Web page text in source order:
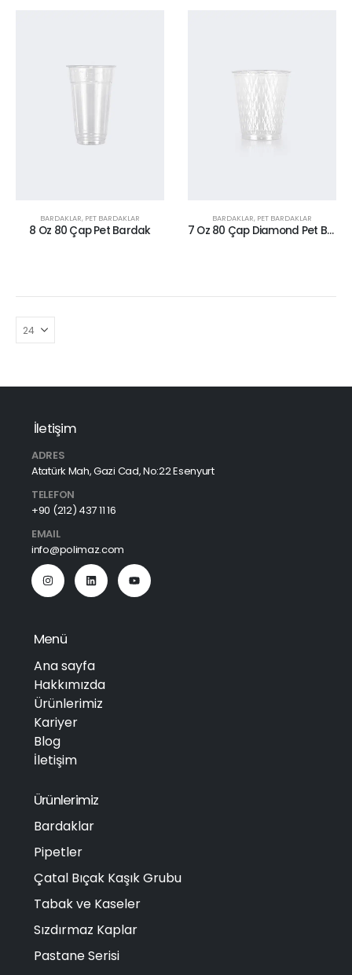
BARDAKLAR, PET BARDAKLAR
8 Oz 80 Çap Pet Bardak
BARDAKLAR, PET BARDAKLAR
7 Oz 80 Çap Diamond Pet Bardak
İletişim
ADRES
Atatürk Mah, Gazi Cad, No:22 Esenyurt
TELEFON
+90 (212) 437 11 16
EMAIL
info@polimaz.com
Menü
Ana sayfa
Hakkımızda
Ürünlerimiz
Kariyer
Blog
İletişim
Ürünlerimiz
Bardaklar
Pipetler
Çatal Bıçak Kaşık Grubu
Tabak ve Kaseler
Sızdırmaz Kaplar
Pastane Serisi